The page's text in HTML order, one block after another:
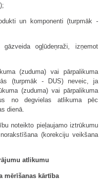
un komponenti (turpmāk -
ogļūdeņraži, izņemot
(zuduma) vai pārpalikuma
(turpmāk - DUS) neveic, ja
(zuduma) vai pārpalikuma
no degvielas atlikuma pēc
dienā.
noteikto pieļaujamo iztrūkumu
(korekciju veikšana
atlikumu
mērīšanas kārtība